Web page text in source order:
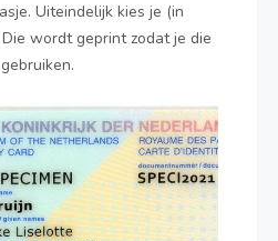
Uiteindelijk kies je (in
wordt geprint zodat je die
Rijksoverheid